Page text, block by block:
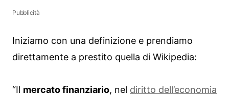
Pubblicità
Iniziamo con una definizione e prendiamo
direttamente a prestito quella di Wikipedia:
“Il mercato finanziario, nel diritto dell’economia